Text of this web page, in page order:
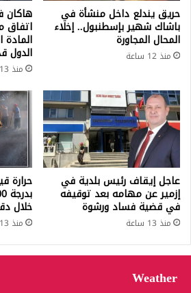
حريق يندلع داخل منشأة في
باشاك شهير بإسطنبول.. إخلاء
المحال المجاورة
منذ 12 ساعة
هاكان
اتفاق
المادة
الدول
منذ 13 ساعة
عاجل إيقاف رئيس بلدية في
إزمير عن مهامه بعد توقيفه
في قضية فساد ورشوة
منذ 13 ساعة
حرارة
خلال
منذ 13 ساعة
Weather